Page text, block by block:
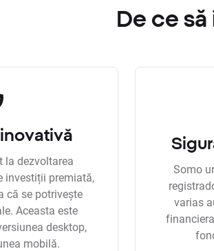
De ce să
la dezvoltarea
investiții premiată,
că se potrivește
Aceasta este
desktop,
mobilă.
Somo
varias